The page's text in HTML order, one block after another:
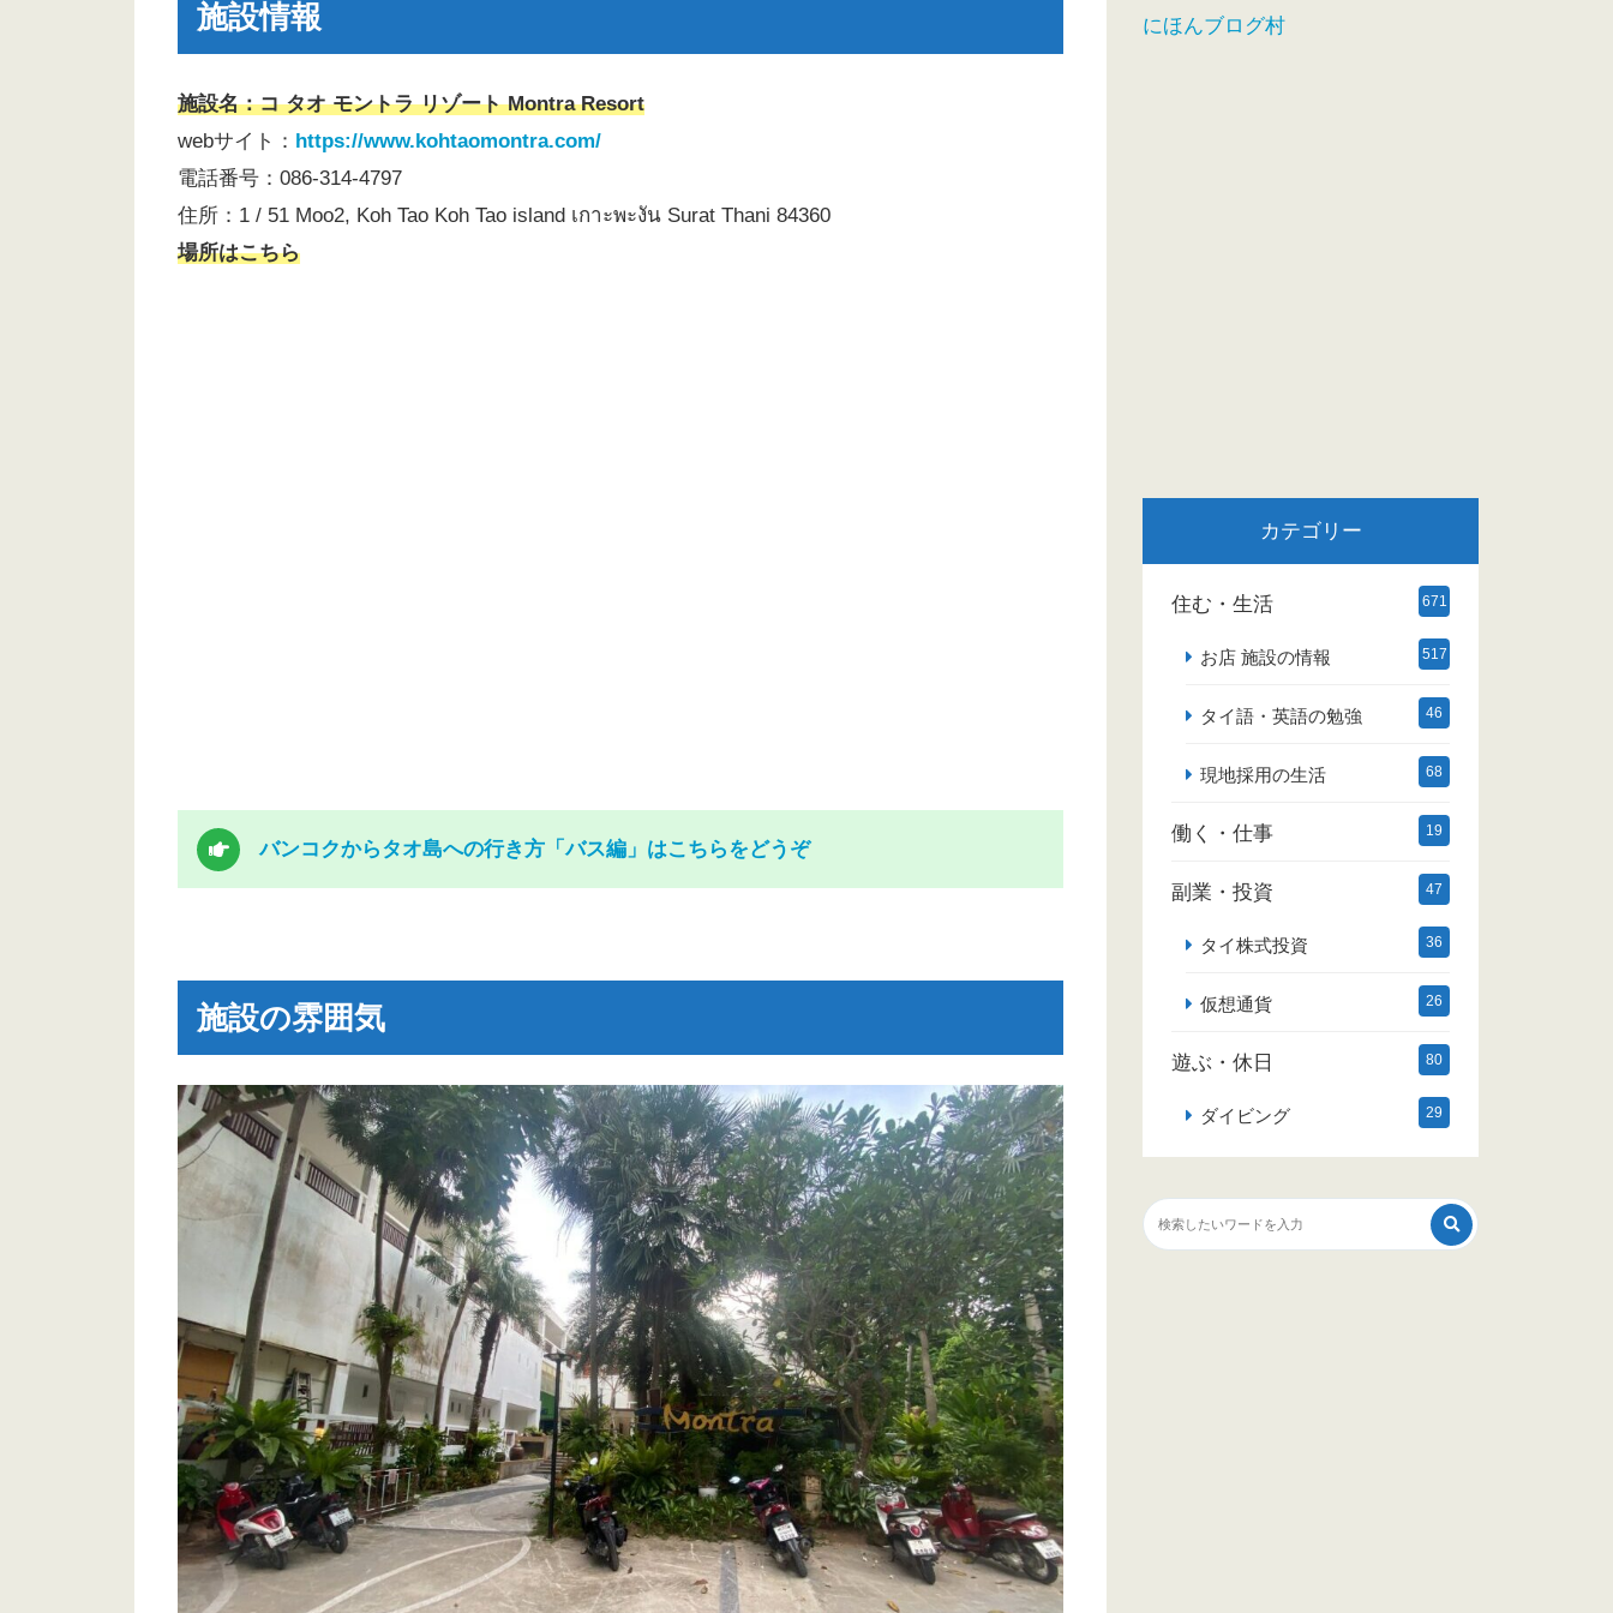
施設情報
施設名：コ タオ モントラ リゾート Montra Resort
webサイト： https://www.kohtaomontra.com/
電話番号：086-314-4797
住所：1 / 51 Moo2, Koh Tao Koh Tao island เกาะพะงัน Surat Thani 84360
場所はこちら
バンコクからタオ島への行き方「バス編」はこちらをどうぞ
施設の雰囲気
にほんブログ村
カテゴリー
住む・生活 671
お店 施設の情報 517
タイ語・英語の勉強 46
現地採用の生活 68
働く・仕事 19
副業・投資 47
タイ株式投資 36
仮想通貨 26
遊ぶ・休日 80
ダイビング 29